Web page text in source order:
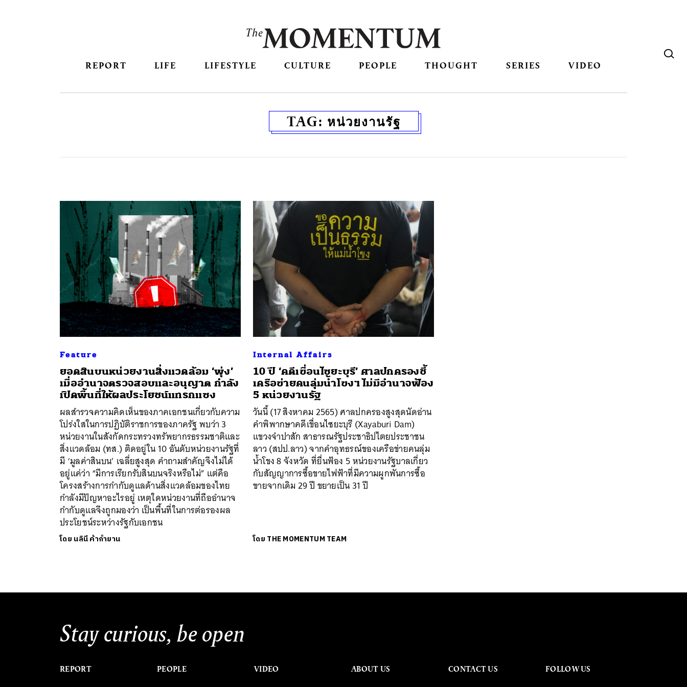
REPORT LIFE LIFESTYLE CULTURE PEOPLE THOUGHT SERIES VIDEO
TAG: หน่วยงานรัฐ
Feature
ยอดสินบนหน่วยงานสิ่งแวดล้อม ‘พุ่ง’
เมื่ออำนาจตรวจสอบและอนุญาต กำลัง
เปิดพื้นที่ให้ผลประโยชน์แทรกแซง
ผลสำรวจความคิดเห็นของภาคเอกชนเกี่ยวกับความ
โปร่งใสในการปฏิบัติราชการของภาครัฐ พบว่า 3
หน่วยงานในสังกัดกระทรวงทรัพยากรธรรมชาติและ
สิ่งแวดล้อม (ทส.) ติดอยู่ใน 10 อันดับหน่วยงานรัฐที่
มี ‘มูลค่าสินบน’ เฉลี่ยสูงสุด คำถามสำคัญจึงไม่ได้
อยู่แค่ว่า “มีการเรียกรับสินบนจริงหรือไม่” แต่คือ
โครงสร้างการกำกับดูแลด้านสิ่งแวดล้อมของไทย
กำลังมีปัญหาอะไรอยู่ เหตุใดหน่วยงานที่ถืออำนาจ
กำกับดูแลจึงถูกมองว่า เป็นพื้นที่ในการต่อรองผล
ประโยชน์ระหว่างรัฐกับเอกชน
โดย นลินี ค้ากำยาน
Internal Affairs
10 ปี ‘คดีเขื่อนไซยะบุรี’ ศาลปกครองชี้
เครือข่ายคนลุ่มน้ำโขงฯ ไม่มีอำนาจฟ้อง
5 หน่วยงานรัฐ
วันนี้ (17 สิงหาคม 2565) ศาลปกครองสูงสุดนัดอ่าน
คำพิพากษาคดีเขื่อนไซยะบุรี (Xayaburi Dam)
แขวงจำปาสัก สาธารณรัฐประชาธิปไตยประชาชน
ลาว (สปป.ลาว) จากคำอุทธรณ์ของเครือข่ายคนลุ่ม
น้ำโขง 8 จังหวัด ที่ยื่นฟ้อง 5 หน่วยงานรัฐบาลเกี่ยว
กับสัญญาการซื้อขายไฟฟ้าที่มีความผูกพันการซื้อ
ขายจากเดิม 29 ปี ขยายเป็น 31 ปี
โดย THE MOMENTUM TEAM
Stay curious, be open
REPORT PEOPLE VIDEO ABOUT US CONTACT US FOLLOW US
SHARE TWEET LINE EMAIL